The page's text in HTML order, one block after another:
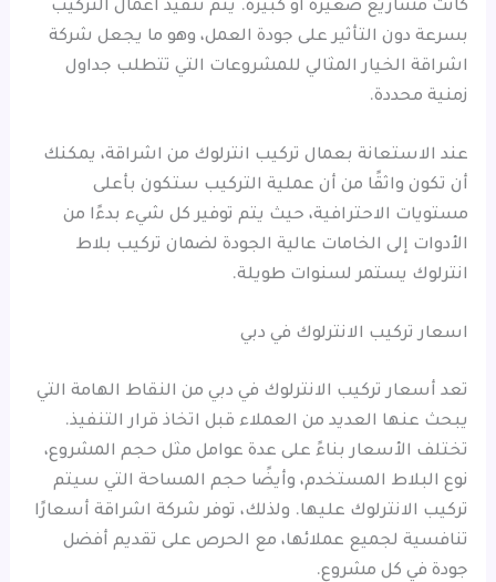
كانت مشاريع صغيرة أو كبيرة. يتم تنفيذ أعمال التركيب
بسرعة دون التأثير على جودة العمل، وهو ما يجعل شركة
اشراقة الخيار المثالي للمشروعات التي تتطلب جداول
زمنية محددة.
عند الاستعانة بعمال تركيب انترلوك من اشراقة، يمكنك
أن تكون واثقًا من أن عملية التركيب ستكون بأعلى
مستويات الاحترافية، حيث يتم توفير كل شيء بدءًا من
الأدوات إلى الخامات عالية الجودة لضمان تركيب بلاط
انترلوك يستمر لسنوات طويلة.
اسعار تركيب الانترلوك في دبي
تعد أسعار تركيب الانترلوك في دبي من النقاط الهامة التي
يبحث عنها العديد من العملاء قبل اتخاذ قرار التنفيذ.
تختلف الأسعار بناءً على عدة عوامل مثل حجم المشروع،
نوع البلاط المستخدم، وأيضًا حجم المساحة التي سيتم
تركيب الانترلوك عليها. ولذلك، توفر شركة اشراقة أسعارًا
تنافسية لجميع عملائها، مع الحرص على تقديم أفضل
جودة في كل مشروع.